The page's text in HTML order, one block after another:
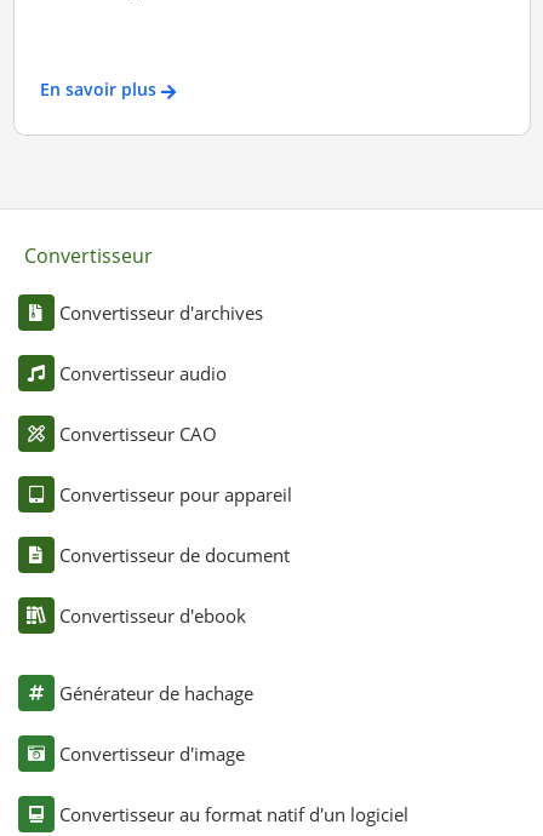
En savoir plus
Convertisseur
Convertisseur d'archives
Convertisseur audio
Convertisseur CAO
Convertisseur pour appareil
Convertisseur de document
Convertisseur d'ebook
Générateur de hachage
Convertisseur d'image
Convertisseur au format natif d'un logiciel